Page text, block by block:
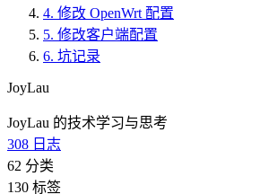
4. 修改 OpenWrt 配置
5. 修改客户端配置
6. 坑记录
JoyLau
JoyLau 的技术学习与思考
308 日志
62 分类
130 标签